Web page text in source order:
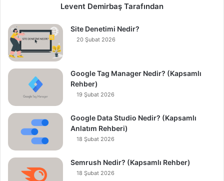
Levent Demirbaş Tarafından
Site Denetimi Nedir?
20 Şubat 2026
Google Tag Manager Nedir? (Kapsamlı
Rehber)
19 Şubat 2026
Google Data Studio Nedir? (Kapsamlı
Anlatım Rehberi)
18 Şubat 2026
Semrush Nedir? (Kapsamlı Rehber)
18 Şubat 2026